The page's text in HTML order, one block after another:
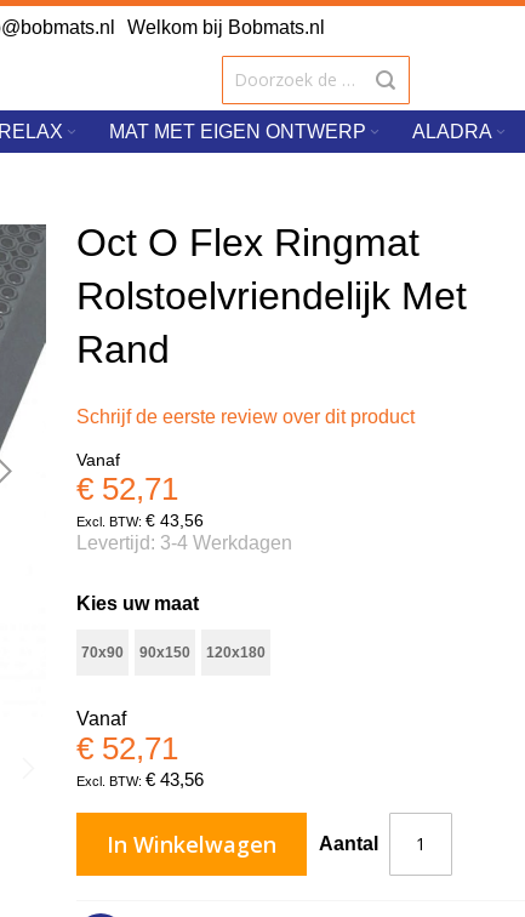
Welkom bij Bobmats.nl
MAT MET EIGEN ONTWERP ALADRA
Oct O Flex Ringmat
Rolstoelvriendelijk Met
Rand
Schrijf de eerste review over dit product
Vanaf
€ 52,71
€ 43,56
Levertijd: 3-4 Werkdagen
Kies uw maat
70x90 90x150 120x180
Vanaf
€ 52,71
€ 43,56
Aantal
In Winkelwagen